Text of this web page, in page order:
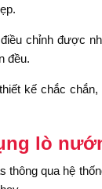
chỉnh được
đều.
kế chắc
lò
thông qua hệ